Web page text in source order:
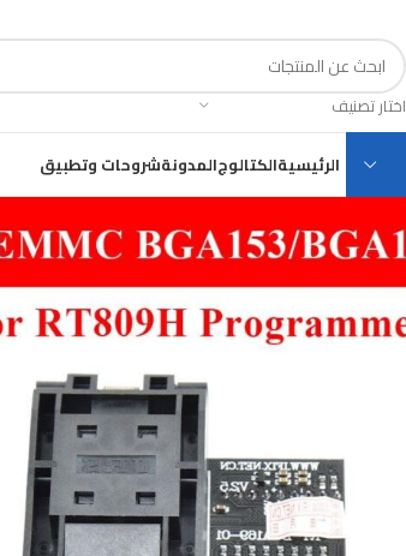
اختار تصنيف
الرئيسيةالكتالوجالمدونةشروحات وتطبيق